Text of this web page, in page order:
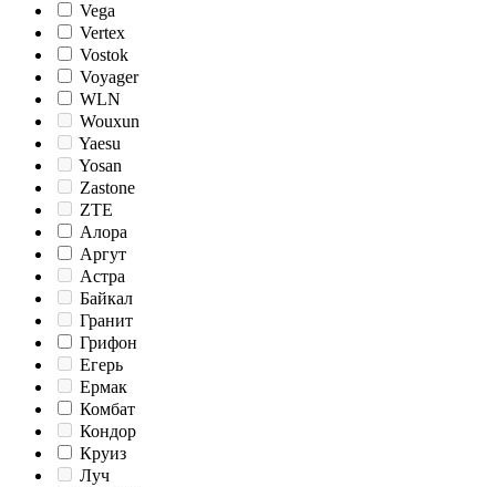
Vega
Vertex
Vostok
Voyager
WLN
Wouxun
Yaesu
Yosan
Zastone
ZTE
Алора
Аргут
Астра
Байкал
Гранит
Грифон
Егерь
Ермак
Комбат
Кондор
Круиз
Луч